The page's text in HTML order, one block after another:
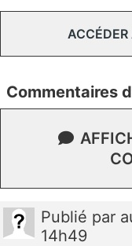
Commentaires
Publié par
14h49